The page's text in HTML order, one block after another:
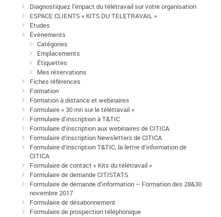
Diagnostiquez l’impact du télétravail sur votre organisation
ESPACE CLIENTS « KITS DU TELETRAVAIL »
Etudes
Évènements
Catégories
Emplacements
Étiquettes
Mes réservations
Fiches références
Formation
Formation à distance et webinaires
Formulaire « 30 mn sur le télétravail »
Formulaire d’inscription à T&TIC
Formulaire d’inscription aux webinaires de CITICA
Formulaire d’inscription Newsletters de CITICA
Formulaire d’inscription T&TIC, la lettre d’information de
CITICA
Formulaire de contact « Kits du télétravail »
Formulaire de demande CITISTATS
Formulaire de demande d’information – Formation des 28&30
novembre 2017
Formulaire de désabonnement
Formulaire de prospection téléphonique